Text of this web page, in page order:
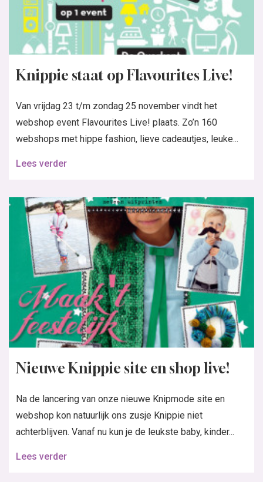
Knippie staat op Flavourites Live!
Van vrijdag 23 t/m zondag 25 november vindt het
webshop event Flavourites Live! plaats. Zo’n 160
webshops met hippe fashion, lieve cadeautjes, leuke...
Lees verder
Nieuwe Knippie site en shop live!
Na de lancering van onze nieuwe Knipmode site en
webshop kon natuurlijk ons zusje Knippie niet
achterblijven. Vanaf nu kun je de leukste baby, kinder...
Lees verder